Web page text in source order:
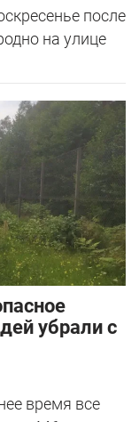
после
на улице
убрали с
время все